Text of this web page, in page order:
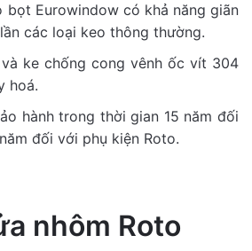
bọt Eurowindow có khả năng giãn
các loại keo thông thường.
ke chống cong vênh ốc vít 304
hoá.
hành trong thời gian 15 năm đối
đối với phụ kiện Roto.
nhôm Roto